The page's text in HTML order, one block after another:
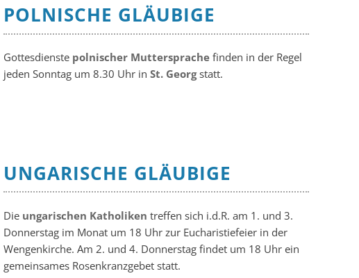
POLNISCHE GLÄUBIGE
Gottesdienste polnischer Muttersprachefinden in der Regel
jeden Sonntag um 8.30 Uhr in St. Georgstatt.
UNGARISCHE GLÄUBIGE
Die ungarischen Katholiken treffen sich i.d.R. am 1. und 3.
Donnerstag im Monat um 18 Uhr zur Eucharistiefeier in der
Wengenkirche. Am 2. und 4. Donnerstag findet um 18 Uhr ein
gemeinsames Rosenkranzgebet statt.